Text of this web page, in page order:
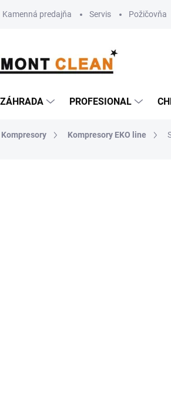
Kamenná predajňa Servis Požičovňa
PROFESIONAL
Kompresory Kompresory EKO line